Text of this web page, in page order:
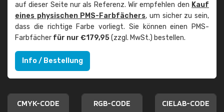
auf dieser Seite nur als Referenz. Wir empfehlen den Kauf
eines physischen PMS-Farbfächers, um sicher zu sein,
dass die richtige Farbe vorliegt. Sie können einen PMS-
Farbfächer für nur €179,95(zzgl. MwSt.) bestellen.
Info / Bestellung
CMYK-CODE RGB-CODE CIELAB-CODE